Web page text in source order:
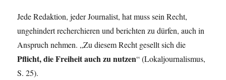
Jede Redaktion, jeder Journalist, hat muss sein Recht,
ungehindert recherchieren und berichten zu dürfen, auch in
Anspruch nehmen. „Zu diesem Recht gesellt sich die
Pflicht, die Freiheit auch zu nutzen“ (Lokaljournalismus,
S. 25).